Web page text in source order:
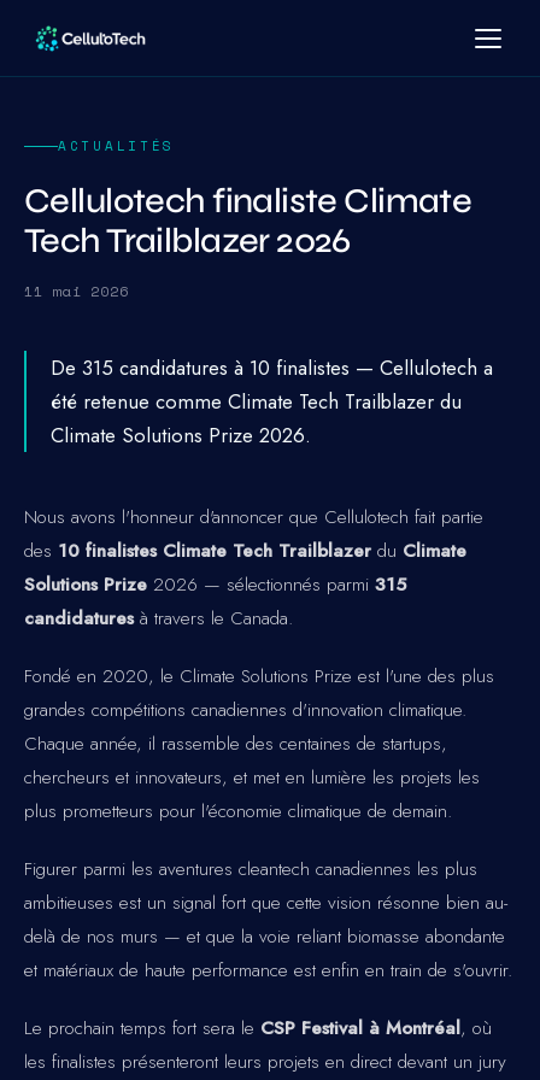
ACTUALITÉS
Cellulotech finaliste Climate
Tech Trailblazer 2026
11 mai 2026
De 315 candidatures à 10 finalistes — Cellulotech a
été retenue comme Climate Tech Trailblazer du
Climate Solutions Prize 2026.
Nous avons l'honneur d'annoncer que Cellulotech fait partie
des 10 finalistes Climate Tech Trailblazer du Climate
Solutions Prize 2026 — sélectionnés parmi 315
candidaturesà travers le Canada.
Fondé en 2020, le Climate Solutions Prize est l'une des plus
grandes compétitions canadiennes d'innovation climatique.
Chaque année, il rassemble des centaines de startups,
chercheurs et innovateurs, et met en lumière les projets les
plus prometteurs pour l'économie climatique de demain.
Figurer parmi les aventures cleantech canadiennes les plus
ambitieuses est un signal fort que cette vision résonne bien au-
delà de nos murs — et que la voie reliant biomasse abondante
et matériaux de haute performance est enfin en train de s'ouvrir.
Le prochain temps fort sera le CSP Festival à Montréal, où
les finalistes présenteront leurs projets en direct devant un jury